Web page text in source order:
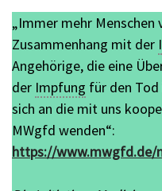
„Immer mehr
Zusammenhang mit der
Angehörige, die eine
der Impfung für den Tod
sich an die mit uns
MWgfd wenden“:
https://www.mwgfd.de/